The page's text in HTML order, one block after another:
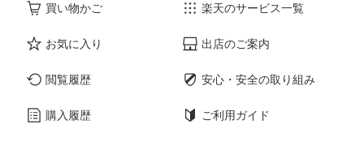
買い物かご
お気に入り
閲覧履歴
購入履歴
楽天のサービス一覧
出店のご案内
安心・安全の取り組み
ご利用ガイド